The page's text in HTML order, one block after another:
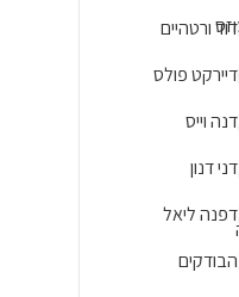
דוד ורטהיים
דיירקט פולס
דנה וייס
דני דנון
דפנה ליאל
הבודקים